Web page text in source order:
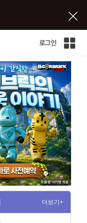
로그인
인
사
이
트
맵
더보기+